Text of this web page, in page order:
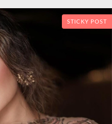
STICKY POST